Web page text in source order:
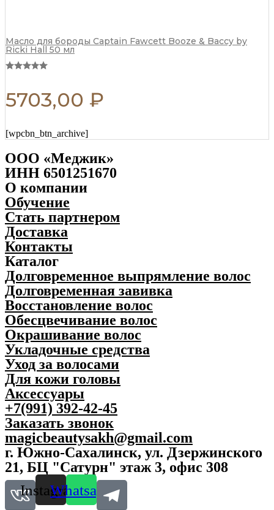
Масло для бороды Captain Fawcett Booze & Baccy by
Ricki Hall 50 мл
5703,00 ₽
[wpcbn_btn_archive]
ООО «Меджик»
ИНН 6501251670
О компании
Обучение
Стать партнером
Доставка
Контакты
Каталог
Долговременное выпрямление волос
Долговременная завивка
Восстановление волос
Обесцвечивание волос
Окрашивание волос
Укладочные средства
Уход за волосами
Для кожи головы
Аксессуары
+7(991) 392-42-45
Заказать звонок
magicbeautysakh@gmail.com
г. Южно-Сахалинск, ул. Дзержинского
21, БЦ "Сатурн" этаж 3, офис 308
InstagramWhatsapp